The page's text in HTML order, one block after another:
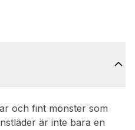
och fint mönster som
är inte bara en